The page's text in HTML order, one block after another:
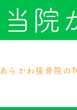
当院
あらかわ接骨院の